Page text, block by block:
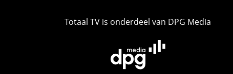
Totaal TV is onderdeel van DPG Media